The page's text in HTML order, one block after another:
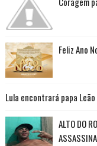
Feliz Ano
Lula encontrará papa
ALTO DO